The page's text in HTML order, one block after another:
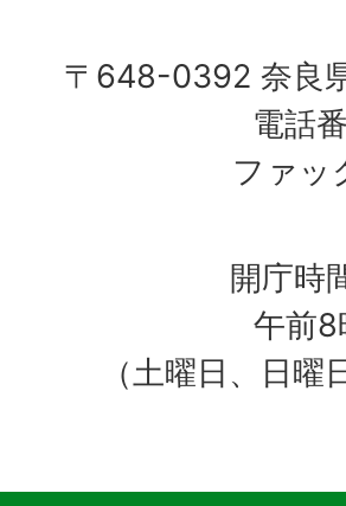
〒648-0392 奈良
電話
ファッ
開庁時
午前
（土曜日、日